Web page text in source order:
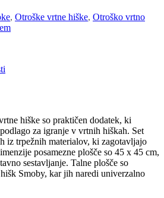
, Otroške vrtne hiške, Otroško vrtno
hiške so praktičen dodatek, ki
za igranje v vrtnih hiškah. Set
iz trpežnih materialov, ki zagotavljajo
posamezne plošče so 45 x 45 cm,
sestavljanje. Talne plošče so
Smoby, kar jih naredi univerzalno